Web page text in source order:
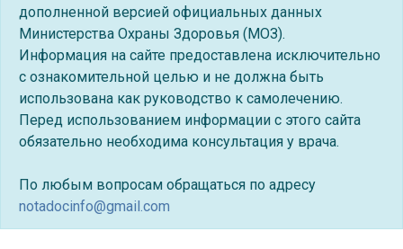
дополненной версией официальных данных
Министерства Охраны Здоровья (МОЗ).
Информация на сайте предоставлена исключительно
с ознакомительной целью и не должна быть
использована как руководство к самолечению.
Перед использованием информации с этого сайта
обязательно необходима консультация у врача.
По любым вопросам обращаться по адресу
notadocinfo@gmail.com